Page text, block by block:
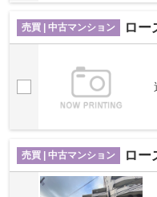
売買 | 中古マンション ローズ
売買 | 中古マンション ローズ